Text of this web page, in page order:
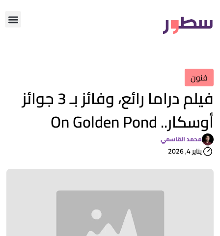
فنون
فيلم دراما رائع، وفائز بـ 3 جوائز
أوسكار.. On Golden Pond
محمد القاسمي
يناير 4, 2026